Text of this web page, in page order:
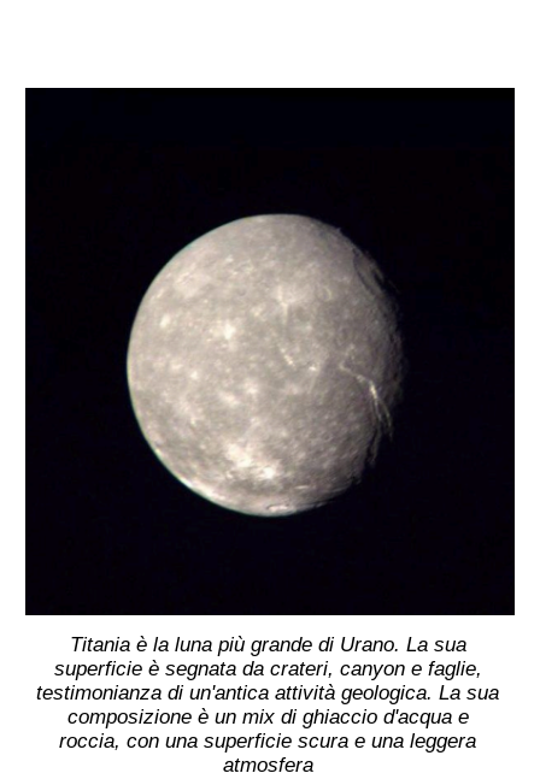
Titania è la luna più grande di Urano. La sua
superficie è segnata da crateri, canyon e faglie,
testimonianza di un'antica attività geologica. La sua
composizione è un mix di ghiaccio d'acqua e
roccia, con una superficie scura e una leggera
atmosfera